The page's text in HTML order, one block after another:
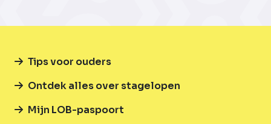
Tips voor ouders
Ontdek alles over stagelopen
Mijn LOB-paspoort